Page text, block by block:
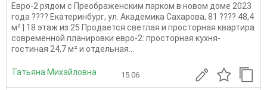
Евро-2 рядом с Преображенским парком в новом доме 2023
года ???? Екатеринбург, ул. Академика Сахарова, 81 ???? 48,4
м² | 18 этаж из 25 Продается светлая и просторная квартира
современной планировки евро-2: просторная кухня-
гостиная 24,7 м² и отдельная...
Татьяна Михайловна 15.06